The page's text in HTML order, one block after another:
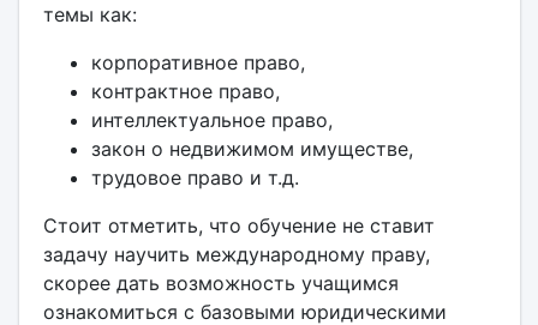
темы как:
корпоративное право,
контрактное право,
интеллектуальное право,
закон о недвижимом имуществе,
трудовое право и т.д.
Стоит отметить, что обучение не ставит
задачу научить международному праву,
скорее дать возможность учащимся
ознакомиться с базовыми юридическими